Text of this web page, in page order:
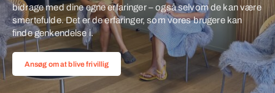
bidrage med dine egne erfaringer – også selvom de kan være
smertefulde. Det er de erfaringer, som vores brugere kan
finde genkendelse i.
Ansøg om at blive frivillig